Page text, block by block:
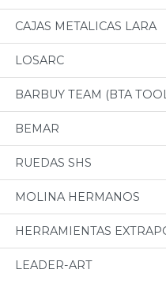
CAJAS METALICAS LARA
LOSARC
BARBUY TEAM (BTA
BEMAR
RUEDAS SHS
MOLINA HERMANOS
HERRAMIENTAS
LEADER-ART